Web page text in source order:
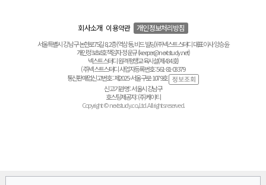
회사소개 이용약관 개인정보처리방침
서울특별시 강남구 논현로75길 8, 2층(역삼동, 비드 빌딩) ㈜넥스트스터디 대표이사 양승윤
개인정보보호책임자 정운규 (keeper@nextstudy.net)
넥스트스터디 원격평생교육시설(제434호)
(주)넥스트스터디 사업자등록번호 : 561-81-03379
통신판매업신고번호 : 제2025-서울구로-1079호
신고기관명 : 서울시 강남구
호스팅제공자 : (주)케이티
Copyright © nextstudy.co.,Ltd. All rights reserved.